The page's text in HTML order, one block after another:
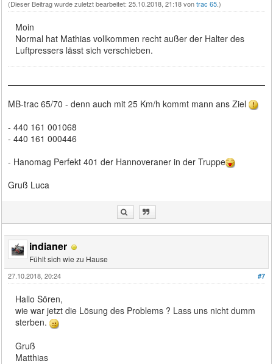
(Dieser Beitrag wurde zuletzt bearbeitet: 25.10.2018, 21:18 vontrac 65.)
Moin
Normal hat Mathias vollkommen recht außer der Halter des
Luftpressers lässt sich verschieben.
MB-trac 65/70 - denn auch mit 25 Km/h kommt mann ans Ziel
- 440 161 001068
- 440 161 000446
- Hanomag Perfekt 401 der Hannoveraner in der Truppe
Gruß Luca
indianer
Fühlt sich wie zu Hause
#7
27.10.2018, 20:24
Hallo Sören,
wie war jetzt die Lösung des Problems ? Lass uns nicht dumm
sterben.
Gruß
Matthias